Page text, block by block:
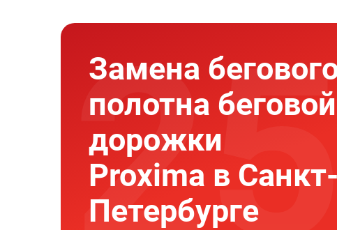
Замена
полотна беговой
дорожки
Proxima в Санкт-
Петербурге